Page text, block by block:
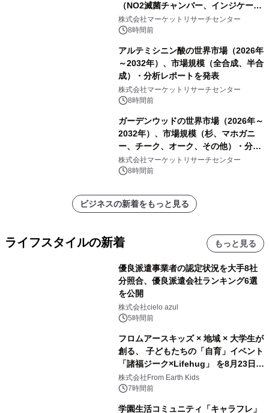
（NO2滅菌チャンバー、インジケータ
ーおよびモニタリングシステム、その
他）・分析レポートを発表
株式会社マーケットリサーチセンター
8時間前
アルテミシニン酸の世界市場（2026年
～2032年）、市場規模（全合成、半合
成）・分析レポートを発表
株式会社マーケットリサーチセンター
8時間前
ガーデンウッドの世界市場（2026年～
2032年）、市場規模（杉、マホガニ
ー、チーク、オーク、その他）・分析
レポートを発表
株式会社マーケットリサーチセンター
8時間前
ビジネスの新着をもっと見る
ライフスタイルの新着 もっと見る
優良派遣事業者の認定状況を大手8社
分照合、優良派遣会社ランキング6選
を公開
株式会社cielo azul
5時間前
フロムアースキッズ × 地域 × 大学生が
創る、 子どもたちの「自育」イベント
「諸福ジーク×Lifehug」 を8月23日
(日)開催
株式会社From Earth Kids
7時間前
学園生活コミュニティ「キャラフレ」